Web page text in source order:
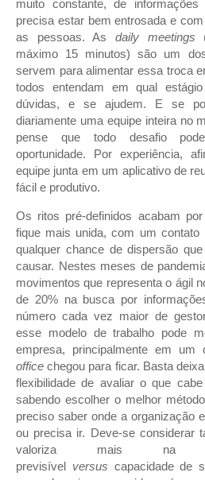
muito constante, de
precisa estar bem entrosada e
as pessoas. As daily meetings
máximo 15 minutos) são um
servem para alimentar essa troca
todos entendam em qual
dúvidas, e se ajudem. E se
diariamente uma equipe inteira no
pense que todo desafio
oportunidade. Por experiência,
equipe junta em um aplicativo de
fácil e produtivo.
Os ritos pré-definidos acabam
fique mais unida, com um contato
qualquer chance de dispersão
causar. Nestes meses de
movimentos que representa o ágil
de 20% na busca por
número cada vez maior de
esse modelo de trabalho pode
empresa, principalmente em
office chegou para ficar. Basta
flexibilidade de avaliar o que
sabendo escolher o melhor
preciso saber onde a organização
ou precisa ir. Deve-se considerar
valoriza mais na
previsível versus capacidade de